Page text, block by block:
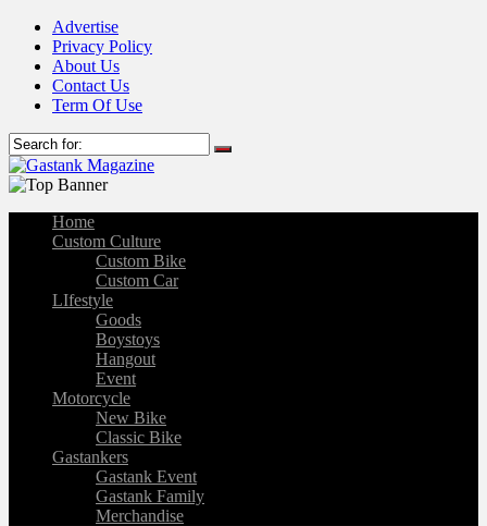
Advertise
Privacy Policy
About Us
Contact Us
Term Of Use
Home
Custom Culture
Custom Bike
Custom Car
LIfestyle
Goods
Boystoys
Hangout
Event
Motorcycle
New Bike
Classic Bike
Gastankers
Gastank Event
Gastank Family
Merchandise